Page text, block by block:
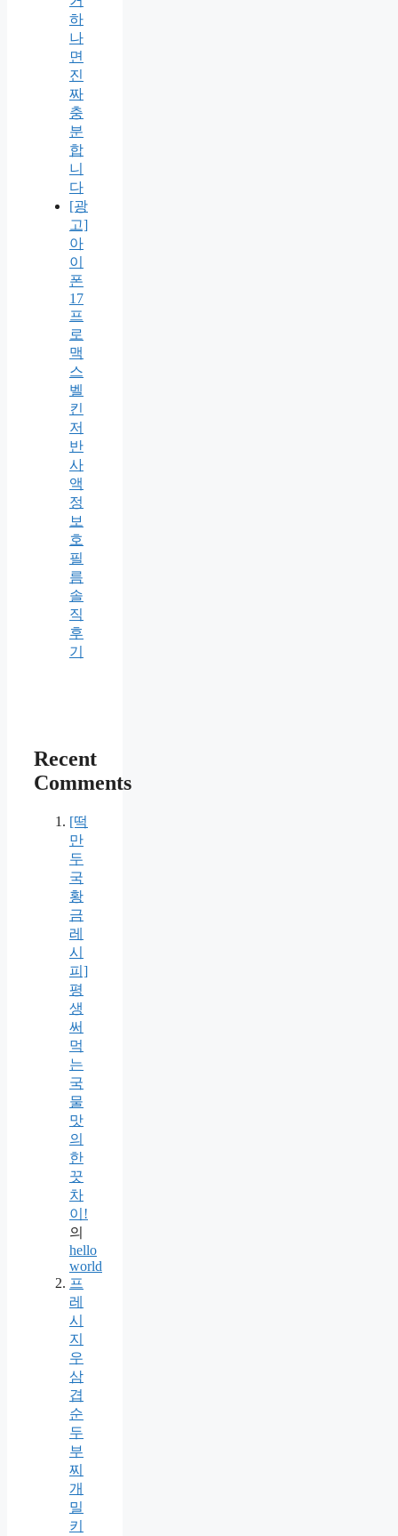
하
나
면
진
짜
충
분
합
니
다
[광
고]
아
이
폰
17
프
로
맥
스
벨
킨
저
반
사
액
정
보
호
필
름
솔
직
후
기
Recent
Comments
[떡
만
두
국
황
금
레
시
피]
평
생
써
먹
는
국
물
맛
의
한
끗
차
이!
의
hello
world
프
레
시
지
우
삼
겹
순
두
부
찌
개
밀
키